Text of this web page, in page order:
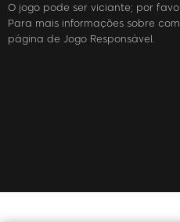
O jogo pode ser viciante; por
Para mais informações sobre
página de Jogo Responsável.